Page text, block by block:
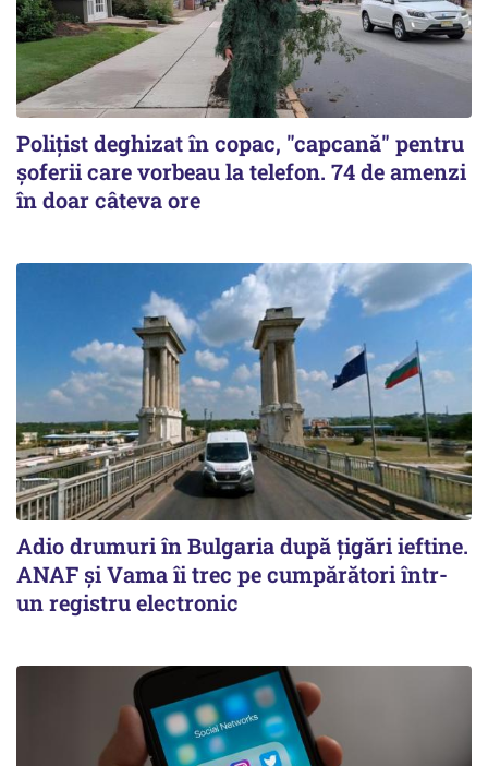
Polițist deghizat în copac, "capcană" pentru
șoferii care vorbeau la telefon. 74 de amenzi
în doar câteva ore
Adio drumuri în Bulgaria după țigări ieftine.
ANAF și Vama îi trec pe cumpărători într-
un registru electronic